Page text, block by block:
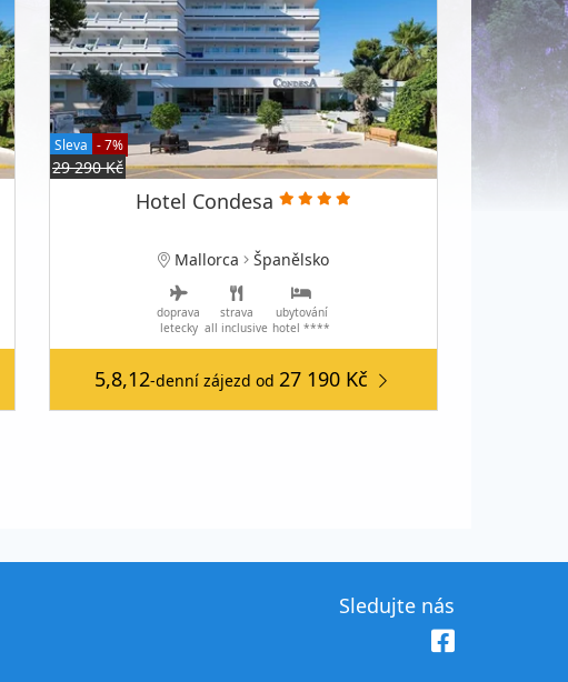
Sleva - 7%
29 290 Kč
Hotel Condesa
Mallorca Španělsko
doprava
letecky
strava
all inclusive
ubytování
hotel ****
5,8,12-denní zájezd od27 190 Kč
Sledujte nás